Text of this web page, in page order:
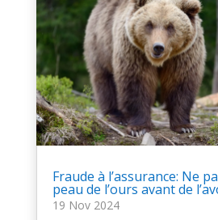
Fraude à l’assurance: Ne
peau de l’ours avant de
19 Nov 2024